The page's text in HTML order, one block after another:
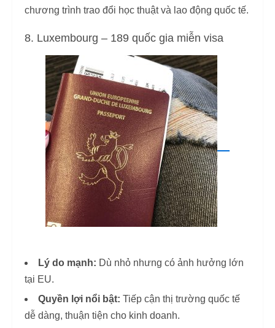
chương trình trao đổi học thuật và lao động quốc tế.
8. Luxembourg – 189 quốc gia miễn visa
Lý do mạnh: Dù nhỏ nhưng có ảnh hưởng lớn
tại EU.
Quyền lợi nổi bật: Tiếp cận thị trường quốc tế
dễ dàng, thuận tiện cho kinh doanh.